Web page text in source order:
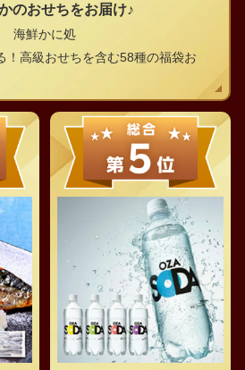
のおせちをお届け♪
海鮮かに処
！高級おせちを含む58種の福袋お